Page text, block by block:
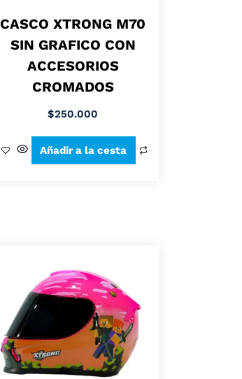
CASCO XTRONG M70
SIN GRAFICO CON
ACCESORIOS
CROMADOS
$250.000
Añadir a la cesta